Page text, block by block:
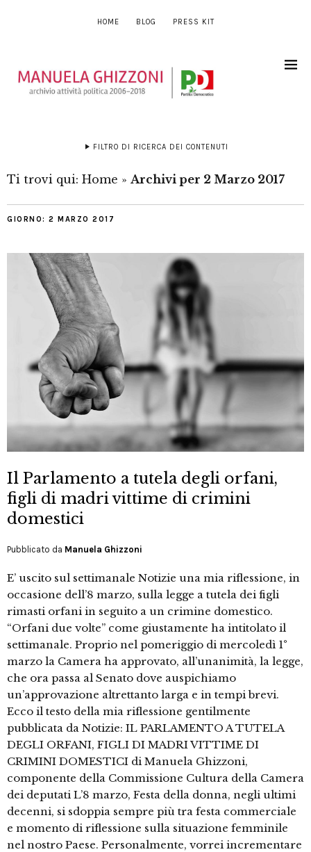
HOME BLOG PRESS KIT
FILTRO DI RICERCA DEI CONTENUTI
Ti trovi qui: Home » Archivi per 2 Marzo 2017
GIORNO: 2 MARZO 2017
Il Parlamento a tutela degli orfani,
figli di madri vittime di crimini
domestici
Pubblicato da Manuela Ghizzoni
E’ uscito sul settimanale Notizie una mia riflessione, in
occasione dell’8 marzo, sulla legge a tutela dei figli
rimasti orfani in seguito a un crimine domestico.
“Orfani due volte” come giustamente ha intitolato il
settimanale. Proprio nel pomeriggio di mercoledì 1°
marzo la Camera ha approvato, all’unanimità, la legge,
che ora passa al Senato dove auspichiamo
un’approvazione altrettanto larga e in tempi brevi.
Ecco il testo della mia riflessione gentilmente
pubblicata da Notizie: IL PARLAMENTO A TUTELA
DEGLI ORFANI, FIGLI DI MADRI VITTIME DI
CRIMINI DOMESTICI di Manuela Ghizzoni,
componente della Commissione Cultura della Camera
dei deputati L’8 marzo, Festa della donna, negli ultimi
decenni, si sdoppia sempre più tra festa commerciale
e momento di riflessione sulla situazione femminile
nel nostro Paese. Personalmente, vorrei incrementare